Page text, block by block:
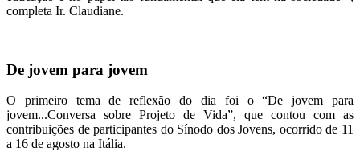
completa Ir. Claudiane.
De jovem para jovem
O primeiro tema de reflexão do dia foi o “De jovem para
jovem...Conversa sobre Projeto de Vida”, que contou com as
contribuições de participantes do Sínodo dos Jovens, ocorrido de 11
a 16 de agosto na Itália.